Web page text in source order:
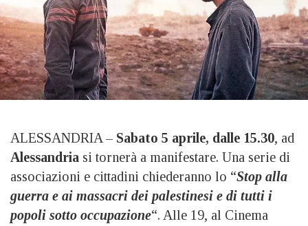
ALESSANDRIA – Sabato 5 aprile, dalle 15.30, ad
Alessandria si tornerà a manifestare. Una serie di
associazioni e cittadini chiederanno lo “Stop alla
guerra e ai massacri dei palestinesi e di tutti i
popoli sotto occupazione“. Alle 19, al Cinema